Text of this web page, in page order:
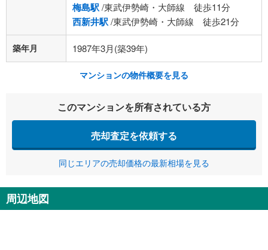
梅島駅/東武伊勢崎・大師線 徒歩11分
西新井駅/東武伊勢崎・大師線 徒歩21分
築年月 1987年3月(築39年)
マンションの物件概要を見る
このマンションを所有されている方
売却査定を依頼する
同じエリアの売却価格の最新相場を見る
周辺地図